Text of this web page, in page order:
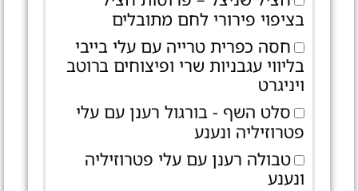
בציפוי פירורי לחם מתובלים
חסה כפרית טרייה עם עלי בייבי
בליווי עגבניות שרי ופיצוחים ברוטב
ויניגרט
סלט השף - בורגול רענן עם עלי
פטרוזיליה ונענע
טבולה רענן עם עלי פטרוזיליה
ונענע